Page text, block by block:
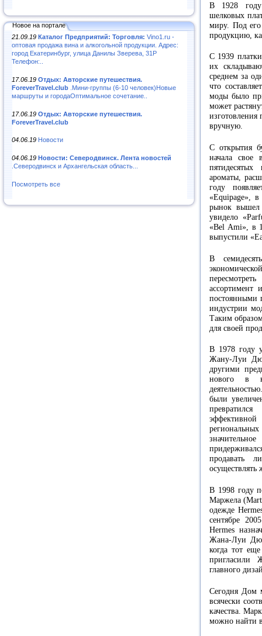
Новое на портале
21.09.19 Каталог Предприятий: Торговля: Vino1.ru -
оптовая продажа вина и алкогольной продукции. Адрес:
город Екатеринбург, улица Данилы Зверева, 31Р
Телефон:..
17.06.19 Отдых: Авторские путешествия.
ForeverTravel.club .Мини-группы (6-10 человек)Новые
маршруты и городаОптимальное сочетание..
17.06.19 Отдых: Авторские путешествия.
ForeverTravel.club
04.06.19 Новости
04.06.19 Новости: Северодвинск. Лента новостей
.Северодвинск и Архангельская область...
Посмотреть все
В 1928 году
шелковых
миру. Под его
продукцию,
С 1939
их
среднем за
что
моды было
может
изготовления
вручную.
С открытия
начала свое
ароматы,
году
«Equipage»,
рынок вышел
увидело
«Bel Ami», в
выпустили
В
ассортимент
постоянными
индустрии
Таким
для своей
В 1978 году
Жану-Луи
другими
нового в
были
эффективной
продавать
осуществлять
В 1998 году
Маржела
одежде
сентябре
Hermes
Жана-Луи
когда тот
пригласили
главного
Сегодня Дом
всячески
качества.
можно найти